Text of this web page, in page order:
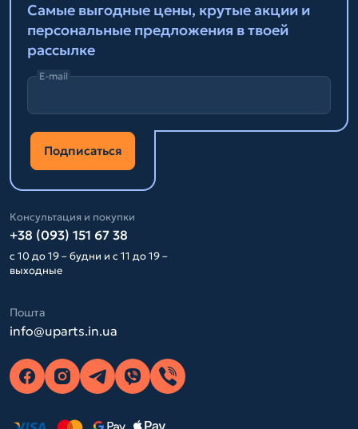
Самые выгодные цены, крутые акции и
персональные предложения в твоей
рассылке
E-mail
Подписаться
Консультация и покупки
+38 (093) 151 67 38
с 10 до 19 – будни и с 11 до 19 –
выходные
Пошта
info@uparts.in.ua